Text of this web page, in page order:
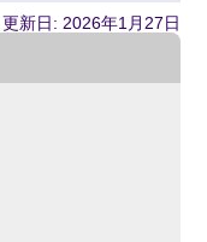
新日: 2026年1月27日